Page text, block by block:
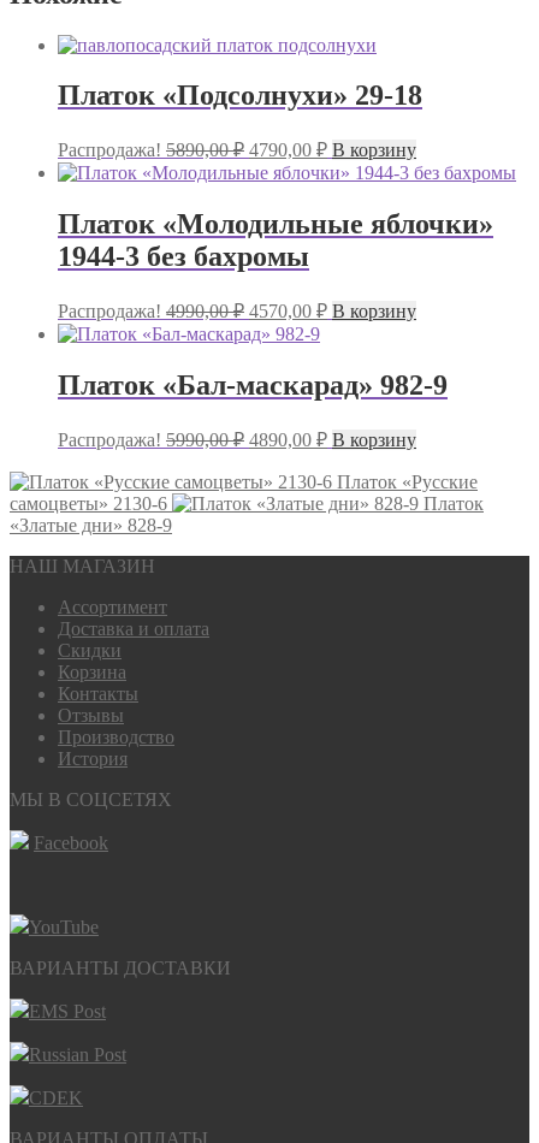
Платок «Подсолнухи» 29-18
Распродажа! 5890,00₽ Первоначальная
цена
составляла
4790,00 ₽Текущая
цена:
В корзину
Платок «Молодильные яблочки»
1944-3 без бахромы
Распродажа! 4990,00₽ Первоначальная
цена
составляла
4570,00 ₽Текущая
цена:
В корзину
Платок «Бал-маскарад» 982-9
Распродажа! 5990,00₽ Первоначальная
составляла
5990,00 ₽.
4890,00 ₽Текущая
цена:
4890,00 ₽.
В корзину
Платок «Русские
самоцветы» 2130-6
Платок
«Златые дни» 828-9
НАШ МАГАЗИН
Ассортимент
Доставка и оплата
Скидки
Корзина
Контакты
Отзывы
Производство
История
МЫ В СОЦСЕТЯХ
Facebook
YouTube
ВАРИАНТЫ ДОСТАВКИ
EMS Post
Russian Post
CDEK
ВАРИАНТЫ ОПЛАТЫ